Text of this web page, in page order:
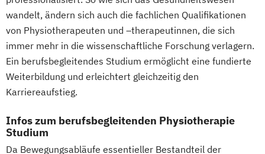
wandelt, ändern sich auch die fachlichen Qualifikationen
von Physiotherapeuten und –therapeutinnen, die sich
immer mehr in die wissenschaftliche Forschung verlagern.
Ein berufsbegleitendes Studium ermöglicht eine fundierte
Weiterbildung und erleichtert gleichzeitig den
Karriereaufstieg.
Infos zum berufsbegleitenden Physiotherapie
Studium
Da Bewegungsabläufe essentieller Bestandteil der